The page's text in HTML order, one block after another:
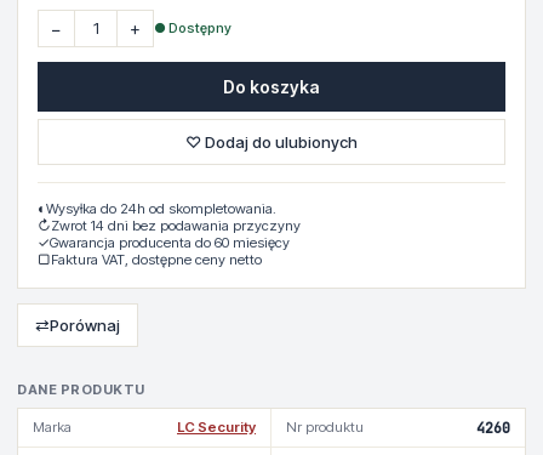
DANE PRODUKTU
Marka LC Security Nr produktu 4260
− + ● Dostępny
Do koszyka
♡ Dodaj do ulubionych
◐ Wysyłka do 24h od skompletowania.
↻Zwrot 14 dni bez podawania przyczyny
✓Gwarancja producenta do 60 miesięcy
▢Faktura VAT, dostępne ceny netto
⇄Porównaj